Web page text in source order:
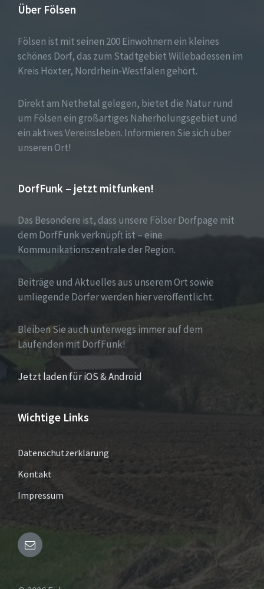
Über Fölsen
Fölsen ist mit seinen 200 Einwohnern ein kleines
schönes Dorf, das zum Stadtgebiet Willebadessen im
Kreis Höxter, Nordrhein-Westfalen gehört.
Direkt am Nethetal gelegen, bietet die Natur rund
um Fölsen ein großartiges Naherholungsgebiet und
ein aktives Vereinsleben. Informieren Sie sich über
unseren Ort!
DorfFunk – jetzt mitfunken!
Das Besondere ist, dass unsere Fölser Dorfpage mit
dem DorfFunk verknüpft ist – eine
Kommunikationszentrale der Region.
Beiträge und Aktuelles aus unserem Ort sowie
umliegende Dörfer werden hier veröffentlicht.
Bleiben Sie auch unterwegs immer auf dem
Laufenden mit DorfFunk!
Jetzt laden für iOS & Android
Wichtige Links
Datenschutzerklärung
Kontakt
Impressum
Email